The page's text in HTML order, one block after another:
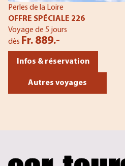
Perles de la Loire
OFFRE SPÉCIALE 226
Voyage de 5 jours
dès Fr. 889.-
Infos & réservation
Autres voyages